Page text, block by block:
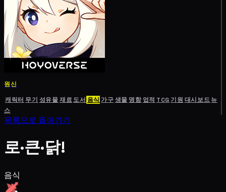
원신
캐릭터 무기 성유물재료도서 음식 가구생물 명함 업적 TCG기원 대시보드뉴
스
목록으로 돌아가기
로·큰·닭!
음식